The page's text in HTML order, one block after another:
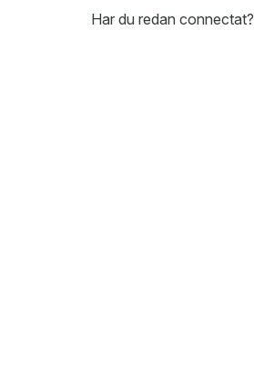
Har du redan connectat?